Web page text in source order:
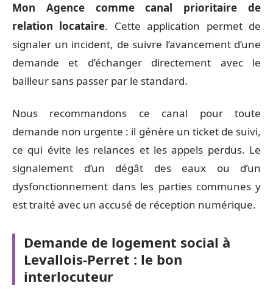
Mon Agence comme canal prioritaire de
relation locataire. Cette application permet de
signaler un incident, de suivre l’avancement d’une
demande et d’échanger directement avec le
bailleur sans passer par le standard.
Nous recommandons ce canal pour toute
demande non urgente : il génère un ticket de suivi,
ce qui évite les relances et les appels perdus. Le
signalement d’un dégât des eaux ou d’un
dysfonctionnement dans les parties communes y
est traité avec un accusé de réception numérique.
Demande de logement social à
Levallois-Perret : le bon
interlocuteur